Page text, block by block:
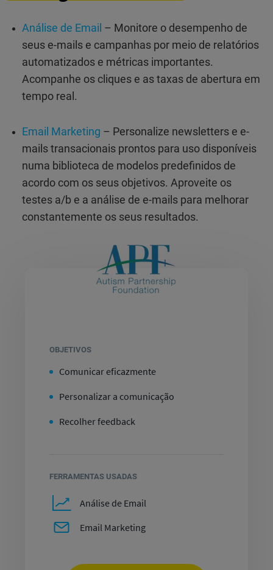
Análise de Email – Monitore o desempenho de
seus e-mails e campanhas por meio de relatórios
automatizados e métricas importantes.
Acompanhe os cliques e as taxas de abertura em
tempo real.
Email Marketing – Personalize newsletters e e-
mails transacionais prontos para uso disponíveis
numa biblioteca de modelos predefinidos de
acordo com os seus objetivos. Aproveite os
testes a/b e a análise de e-mails para melhorar
constantemente os seus resultados.
OBJETIVOS
Comunicar eficazmente
Personalizar a comunicação
Recolher feedback
FERRAMENTAS USADAS
Análise de Email
Email Marketing